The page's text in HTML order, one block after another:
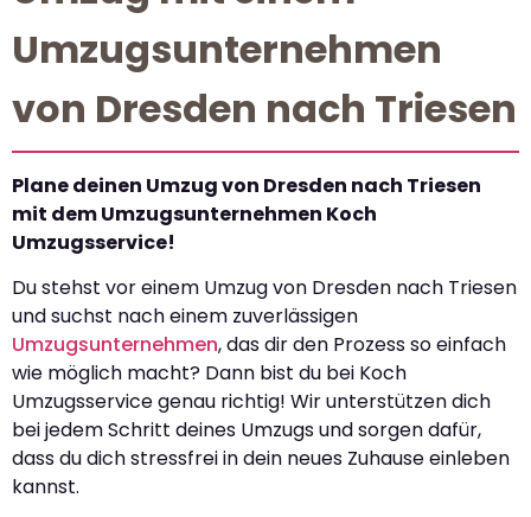
Umzugsunternehmen
von Dresden nach Triesen
Plane deinen Umzug von Dresden nach Triesen
mit dem Umzugsunternehmen Koch
Umzugsservice!
Du stehst vor einem Umzug von Dresden nach Triesen
und suchst nach einem zuverlässigen
Umzugsunternehmen, das dir den Prozess so einfach
wie möglich macht? Dann bist du bei Koch
Umzugsservice genau richtig! Wir unterstützen dich
bei jedem Schritt deines Umzugs und sorgen dafür,
dass du dich stressfrei in dein neues Zuhause einleben
kannst.